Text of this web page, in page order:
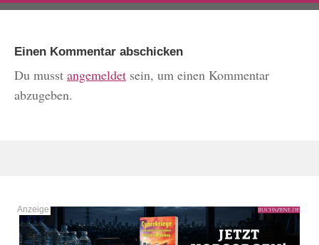
Einen Kommentar abschicken
Du musst angemeldet sein, um einen Kommentar
abzugeben.